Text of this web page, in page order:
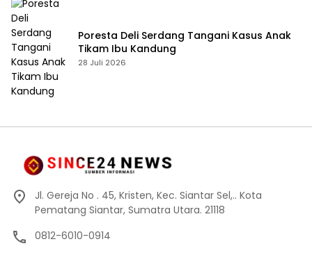
Poresta Deli Serdang Tangani Kasus Anak
Tikam Ibu Kandung
28 Juli 2026
Jl. Gereja No . 45, Kristen, Kec. Siantar Sel,.. Kota
Pematang Siantar, Sumatra Utara. 21118
0812-6010-0914